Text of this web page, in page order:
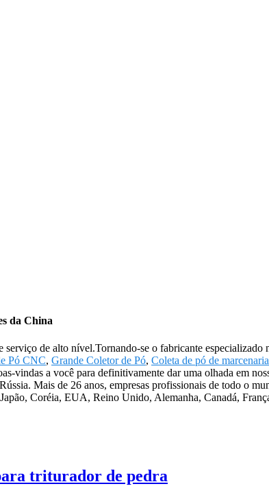
da China
de alto nível.Tornando-se o fabricante
Pó CNC, Grande Coletor de Pó, Coleta de pó de
vindas a você para definitivamente dar uma olhada em
Mais de 26 anos, empresas profissionais de todo o
Coréia, EUA, Reino Unido, Alemanha, Canadá,
triturador de pedra